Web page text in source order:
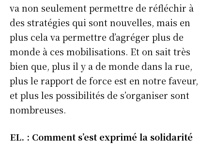
va non seulement permettre de réfléchir à
des stratégies qui sont nouvelles, mais en
plus cela va permettre d’agréger plus de
monde à ces mobilisations. Et on sait très
bien que, plus il y a de monde dans la rue,
plus le rapport de force est en notre faveur,
et plus les possibilités de s’organiser sont
nombreuses.
EL. : Comment s’est exprimé la solidarité